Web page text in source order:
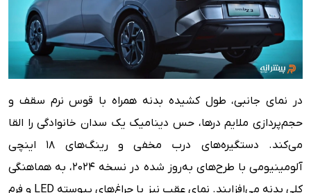
در نمای جانبی، طول کشیده بدنه همراه با قوس نرم سقف و
حجم‌پردازی ملایم درها، حس دینامیک یک سدان خانوادگی را القا
می‌کند. دستگیره‌های درب مخفی و رینگ‌های ۱۸ اینچی
آلومینیومی با طرح‌های به‌روز شده در نسخه ۲۰۲۴، به هماهنگی
کلی بدنه می‌افزایند. نمای عقب نیز با چراغ‌های پیوسته LED و فرم